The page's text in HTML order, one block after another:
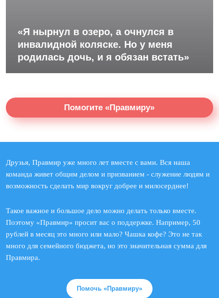
«Я нырнул в озеро, а очнулся в
инвалидной коляске. Но у меня
родилась дочь, и я обязан встать»
Помогите «Правмиру»
Друзья, Правмир уже много лет вместе с вами. Вся наша
команда живет общим делом и призванием - служение людям и
возможность сделать мир вокруг добрее и милосерднее!
Такое важное и большое дело можно делать только вместе.
Поэтому «Правмир» просит вас о поддержке. Например, 50
рублей в месяц это много или мало? Чашка кофе? Это не так
много для семейного бюджета, но это значительная сумма для
Правмира.
Помочь «Правмиру»